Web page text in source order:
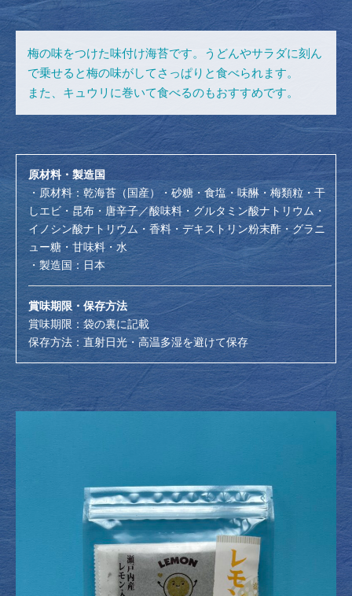
梅の味をつけた味付け海苔です。うどんやサラダに刻ん
で乗せると梅の味がしてさっぱりと食べられます。
また、キュウリに巻いて食べるのもおすすめです。
原材料・製造国
・原材料：乾海苔（国産）・砂糖・食塩・味醂・梅類粒・干
しエビ・昆布・唐辛子／酸味料・グルタミン酸ナトリウム・
イノシン酸ナトリウム・香料・デキストリン粉末酢・グラニ
ュー糖・甘味料・水
・製造国：日本
賞味期限・保存方法
賞味期限：袋の裏に記載
保存方法：直射日光・高温多湿を避けて保存